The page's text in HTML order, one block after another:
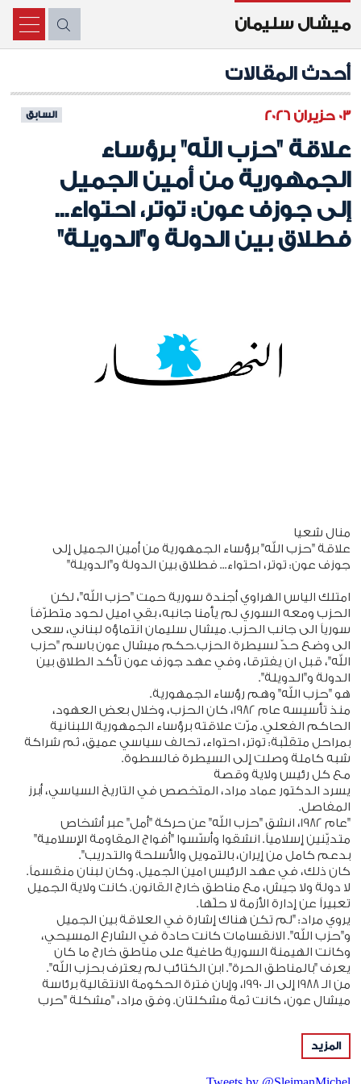
ميشال سليمان X
أحدث المقالات
03 حزيران 2026 السابق
علاقة "حزب الله" برؤساء
الجمهورية من أمين الجميل
إلى جوزف عون: توتر، احتواء...
فطلاق بين الدولة و"الدويلة"
منال شعيا
علاقة "حزب الله" برؤساء الجمهورية من أمين الجميل إلى
جوزف عون: توتر، احتواء... فطلاق بين الدولة و"الدويلة"
امتلك الياس الهراوي أجندة سورية حمت "حزب الله"، لكن
الحزب ومعه السوري لم يأمنا جانبه، بقي اميل لحود متطرّفاً
سورياً الى جانب الحزب. ميشال سليمان انتماؤه لبناني، سعى
الى وضع حدّ لسيطرة الحزب.حكم ميشال عون باسم "حزب
الله"، قبل ان يفترقا، وفي عهد جوزف عون تأكد الطلاق بين
الدولة و"الدويلة".
هو "حزب الله" وهم رؤساء الجمهورية.
منذ تأسيسه عام 1982، كان الحزب، وخلال بعض العهود،
الحاكم الفعلي. مرّت علاقته برؤساء الجمهورية اللبنانية
بمراحل متقلّبة: توتر، احتواء، تحالف سياسي عميق، ثم شراكة
شبه كاملة وصلت إلى السيطرة فالسطوة.
مع كل رئيس ولاية وقصة
يسرد الدكتور عماد مراد، المتخصص في التاريخ السياسي، أبرز
المفاصل.
"عام 1982، انشق "حزب الله" عن حركة "أمل" عبر أشخاص
متديّنين إسلامياً. انشقوا وأسّسوا "أفواج المقاومة الإسلامية"
بدعم كامل من إيران، بالتمويل والأسلحة والتدريب".
كان ذلك، في عهد الرئيس امين الجميل. وكان لبنان منقسماً.
لا دولة ولا جيش، مع مناطق خارج القانون. كانت ولاية الجميل
تعبيراً عن إدارة الأزمة لا حلّها.
يروي مراد: "لم تكن هناك إشارة في العلاقة بين الجميل
و"حزب الله". الانقسامات كانت حادة في الشارع المسيحي،
وكانت الهيمنة السورية طاغية على مناطق خارج ما كان
يعرف "بالمناطق الحرة". ابن الكتائب لم يعترف بحزب الله".
من الـ 1988 إلى الـ 1990، وإبان فترة الحكومة الانتقالية برئاسة
ميشال عون، كانت ثمة مشكلتان. وفق مراد، "مشكلة "حرب
اللبنانية"، والحربان كانت فاشلتين. لم يكن وقتها ذكر لحزب
الله"، علماً بأنّ العودة إلى الأرشيف تظهر بوضوح كيف كان
المزيد